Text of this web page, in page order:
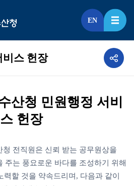
EN
스 헌장
산청 민원행정 서비
스 헌장
전직원은 신뢰 받는 공무원상을
주는 풍요로운 바다를 조성하기 위해
할 것을 약속드리며, 다음과 같이